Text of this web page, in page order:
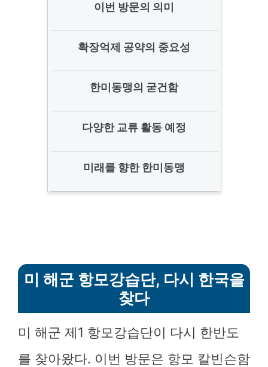
이번 방문의 의미
확장억제 공약의 중요성
한미동맹의 굳건함
다양한 교류 활동 예정
미래를 향한 한미동맹
미 해군 항모강습단, 다시 한국을
찾다
미 해군 제1 항모강습단이 다시 한반도
를 찾아왔다. 이번 방문은 항모 칼빈슨함